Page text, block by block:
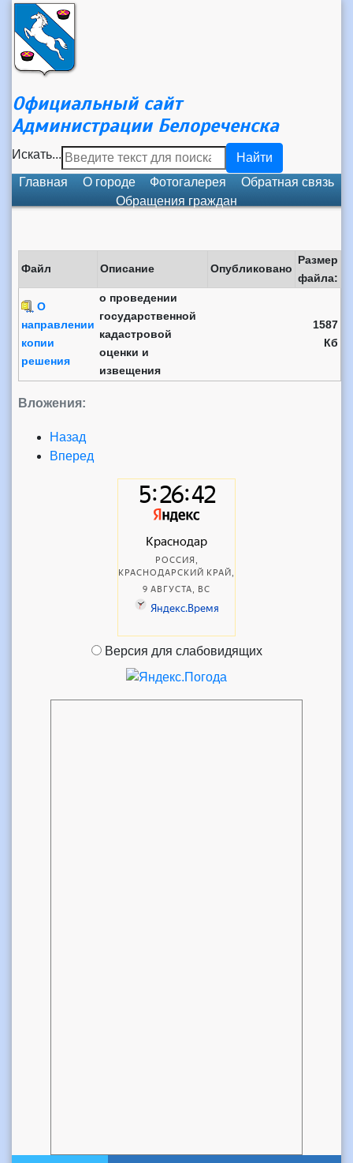
Официальный сайт
Администрации Белореченска
Искать...
Найти
Главная
О городе Фотогалерея
Обратная связь
Обращения граждан
Вложения:
Файл Описание Опубликовано
Размер
файла:
О
направлении
копии
решения
о проведении
государственной
кадастровой
оценки и
извещения
1587
Кб
Назад
Вперед
Версия для слабовидящих